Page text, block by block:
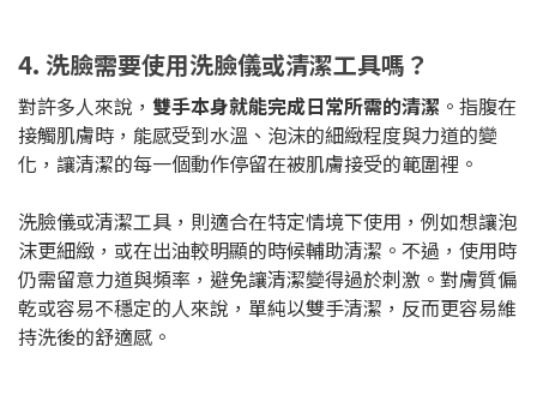
4. 洗臉需要使用洗臉儀或清潔工具嗎？
對許多人來說， 雙手本身就能完成日常所需的清潔 。指腹在
接觸肌膚時，能感受到水溫、泡沫的細緻程度與力道的變
化，讓清潔的每一個動作停留在被肌膚接受的範圍裡。
洗臉儀或清潔工具，則適合在特定情境下使用，例如想讓泡
沫更細緻，或在出油較明顯的時候輔助清潔。不過，使用時
仍需留意力道與頻率，避免讓清潔變得過於刺激。對膚質偏
乾或容易不穩定的人來說，單純以雙手清潔，反而更容易維
持洗後的舒適感。